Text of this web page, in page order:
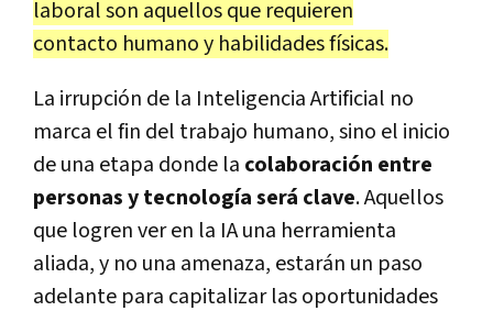
laboral son aquellos que requieren
contacto humano y habilidades físicas.
La irrupción de la Inteligencia Artificial no
marca el fin del trabajo humano, sino el inicio
de una etapa donde la colaboración entre
personas y tecnología será clave. Aquellos
que logren ver en la IA una herramienta
aliada, y no una amenaza, estarán un paso
adelante para capitalizar las oportunidades